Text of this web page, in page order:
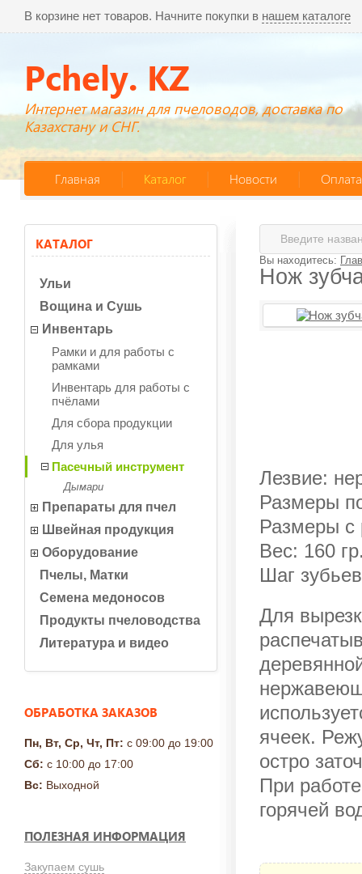
В корзине нет товаров. Начните покупки в нашем каталоге
Pchely. KZ
Интернет магазин для пчеловодов, доставка по
Казахстану и СНГ.
Главная Каталог Новости
КАТАЛОГ
Ульи
Вощина и Сушь
Инвентарь
Рамки и для работы с
рамками
Инвентарь для работы с
пчёлами
Для сбора продукции
Для улья
Пасечный инструмент
Дымари
Препараты для пчел
Швейная продукция
Оборудование
Пчелы, Матки
Семена медоносов
Продукты пчеловодства
Литература и видео
ОБРАБОТКА ЗАКАЗОВ
Пн, Вт, Ср, Чт, Пт: с 09:00 до 19:00
Сб: с 10:00 до 17:00
Вс: Выходной
ПОЛЕЗНАЯ ИНФОРМАЦИЯ
Закупаем сушь
Вы находитесь:
Нож
Лезвие:
Размеры
Размеры с
Вес: 160
Шаг
Для
ячеек.
остро
При
горячей